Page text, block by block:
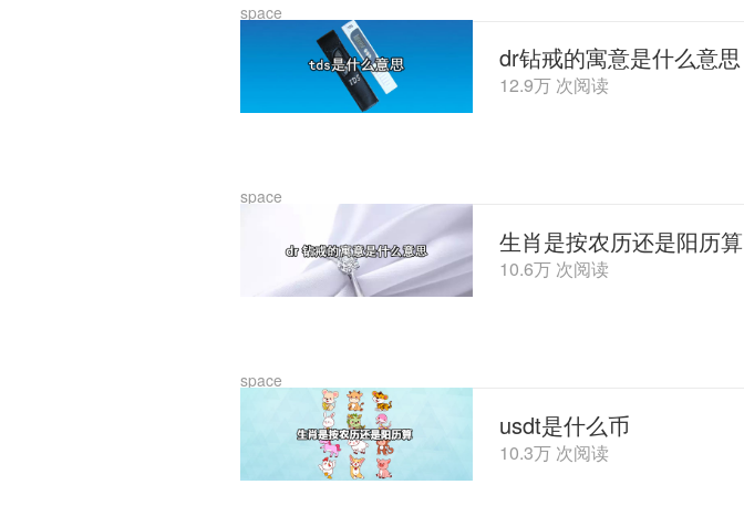
space
space
dr钻戒的寓意是什么意思
12.9万 次阅读
space
生肖是按农历还是阳历算
10.6万 次阅读
usdt是什么币
10.3万 次阅读